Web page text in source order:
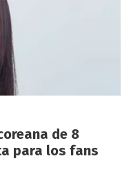
de 8
para los fans